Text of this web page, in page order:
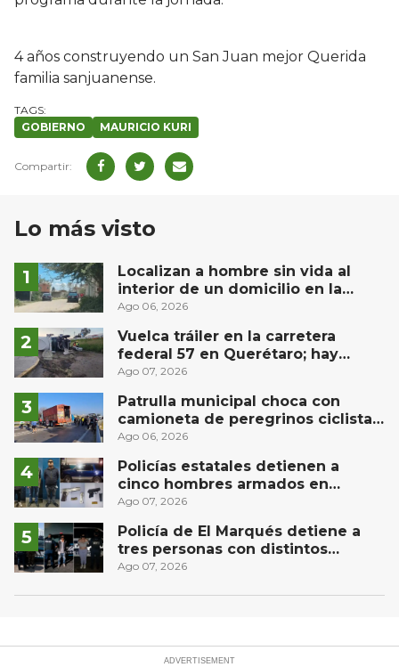
4 años construyendo un San Juan mejor Querida
familia sanjuanense.
GOBIERNO MAURICIO KURI
Lo más visto
Localizan a hombre sin vida al
interior de un domicilio en la
comunidad El Rodeo, San Juan del
Ago 06, 2026
Vuelca tráiler en la carretera
federal 57 en Querétaro; hay
derrame de combustible
Ago 07, 2026
Patrulla municipal choca con
camioneta de peregrinos ciclistas
en la autopista México-Querétaro
Ago 06, 2026
Policías estatales detienen a
cinco hombres armados en
Puebla capital
Ago 07, 2026
Policía de El Marqués detiene a
tres personas con distintos
narcóticos
Ago 07, 2026